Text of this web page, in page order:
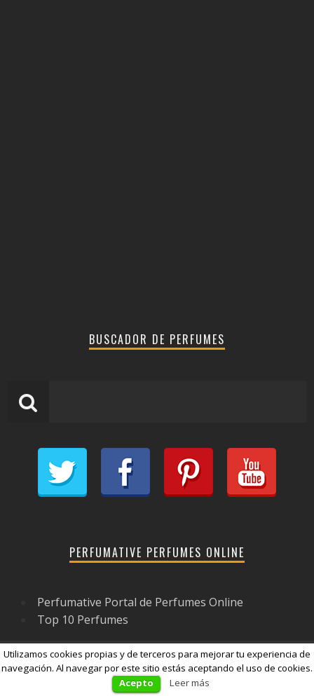
BUSCADOR DE PERFUMES
PERFUMATIVE PERFUMES ONLINE
Perfumative Portal de Perfumes Online
Top 10 Perfumes
2026 © Perfumative.es - Todos los derechos reservados
Utilizamos cookies propias y de terceros para mejorar tu experiencia de
navegación. Al navegar por este sitio estás aceptando el uso de cookies.
Acepto
Leer más